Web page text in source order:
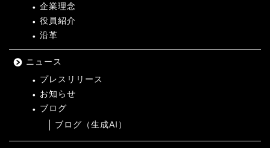
企業理念
役員紹介
沿革
ニュース
プレスリリース
お知らせ
ブログ
ブログ（生成AI）